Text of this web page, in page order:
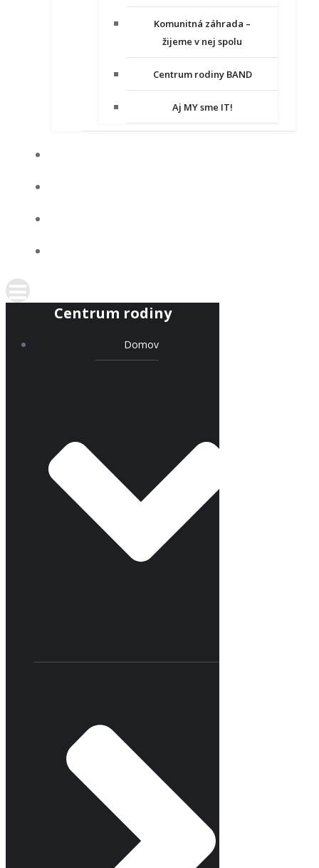
Komunitná záhrada –
žijeme v nej spolu
Centrum rodiny BAND
Aj MY sme IT!
Centrum rodiny
Domov